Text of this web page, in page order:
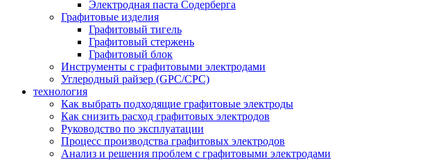
Электродная паста Содерберга
Графитовые изделия
Графитовый тигель
Графитовый стержень
Графитовый блок
Инструменты с графитовыми электродами
Углеродный райзер (GPC/CPC)
технология
Как выбрать подходящие графитовые электроды
Как снизить расход графитовых электродов
Руководство по эксплуатации
Процесс производства графитовых электродов
Анализ и решения проблем с графитовыми электродами